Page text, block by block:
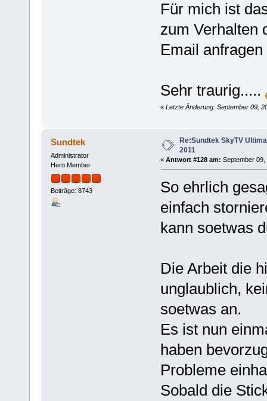
Für mich ist
zum Verhalten
Email
Sehr traurig.....
« Letzte Änderung: September 09,
Sundtek
Administrator
Hero Member
Beiträge: 8743
Re:Sundtek SkyTV
2011
« Antwort #128 am: September 09,
So ehrlich
einfach
kann soetwas
Die Arbeit die
unglaublich,
soetwas an.
Es ist nun
haben
Probleme
Sobald die